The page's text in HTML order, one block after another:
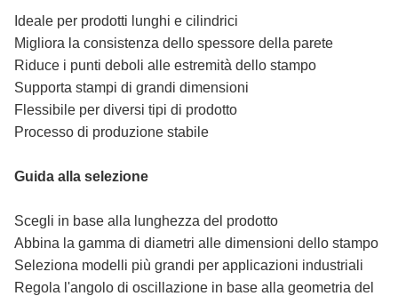
Ideale per prodotti lunghi e cilindrici
Migliora la consistenza dello spessore della parete
Riduce i punti deboli alle estremità dello stampo
Supporta stampi di grandi dimensioni
Flessibile per diversi tipi di prodotto
Processo di produzione stabile
Guida alla selezione
Scegli in base alla lunghezza del prodotto
Abbina la gamma di diametri alle dimensioni dello stampo
Seleziona modelli più grandi per applicazioni industriali
Regola l'angolo di oscillazione in base alla geometria del